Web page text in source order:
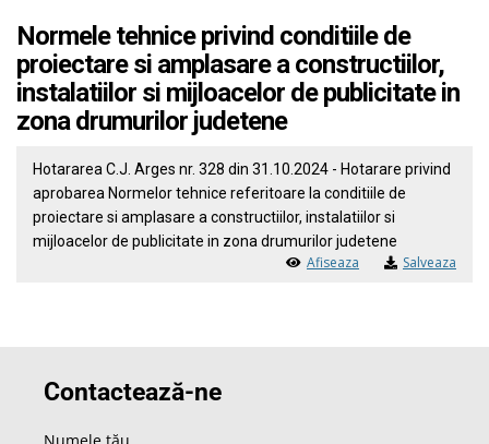
Normele tehnice privind conditiile de
proiectare si amplasare a constructiilor,
instalatiilor si mijloacelor de publicitate in
zona drumurilor judetene
Hotararea C.J. Arges nr. 328 din 31.10.2024 - Hotarare privind
aprobarea Normelor tehnice referitoare la conditiile de
proiectare si amplasare a constructiilor, instalatiilor si
mijloacelor de publicitate in zona drumurilor judetene
Afiseaza Salveaza